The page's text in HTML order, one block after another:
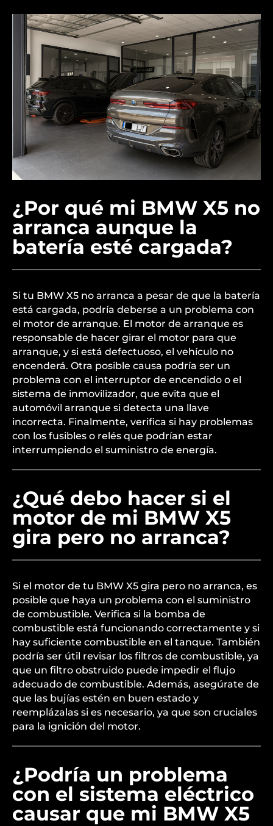
¿Por qué mi BMW X5 no
arranca aunque la
batería esté cargada?
Si tu BMW X5 no arranca a pesar de que la batería
está cargada, podría deberse a un problema con
el motor de arranque. El motor de arranque es
responsable de hacer girar el motor para que
arranque, y si está defectuoso, el vehículo no
encenderá. Otra posible causa podría ser un
problema con el interruptor de encendido o el
sistema de inmovilizador, que evita que el
automóvil arranque si detecta una llave
incorrecta. Finalmente, verifica si hay problemas
con los fusibles o relés que podrían estar
interrumpiendo el suministro de energía.
¿Qué debo hacer si el
motor de mi BMW X5
gira pero no arranca?
Si el motor de tu BMW X5 gira pero no arranca, es
posible que haya un problema con el suministro
de combustible. Verifica si la bomba de
combustible está funcionando correctamente y si
hay suficiente combustible en el tanque. También
podría ser útil revisar los filtros de combustible, ya
que un filtro obstruido puede impedir el flujo
adecuado de combustible. Además, asegúrate de
que las bujías estén en buen estado y
reemplázalas si es necesario, ya que son cruciales
para la ignición del motor.
¿Podría un problema
con el sistema eléctrico
causar que mi BMW X5